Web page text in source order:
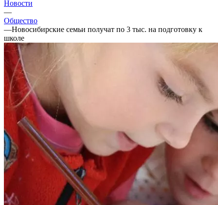
Новости
—
Общество
—Новосибирские семьи получат по 3 тыс. на подготовку к
школе